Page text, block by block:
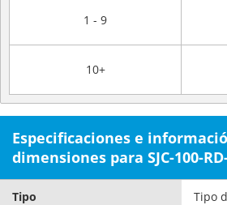
1 - 9
10+
Especificaciones e
dimensiones para SJC-100-
Tipo Tipo